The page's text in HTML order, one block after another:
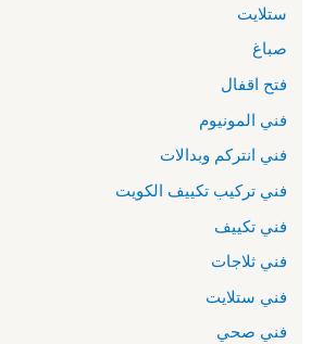
ستلايت
صباغ
فتح اقفال
فني المونيوم
فني انتركم وبدالات
فني تركيب تكييف الكويت
فني تكييف
فني ثلاجات
فني ستلايت
فني صحي